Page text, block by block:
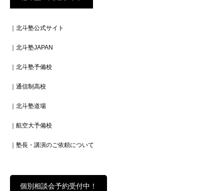
｜北斗塾公式サイト
｜北斗塾JAPAN
｜北斗塾予備校
｜通信制高校
｜北斗塾道場
｜航空大予備校
｜塾長・講演のご依頼について
個別相談会予約受付中！